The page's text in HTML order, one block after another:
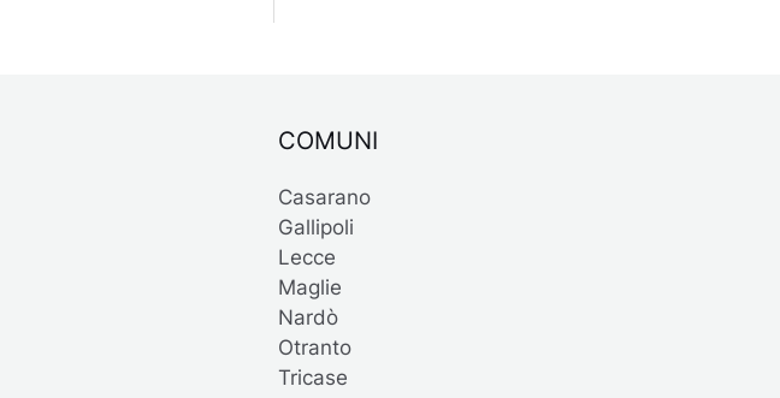
COMUNI
Casarano
Gallipoli
Lecce
Maglie
Nardò
Otranto
Tricase